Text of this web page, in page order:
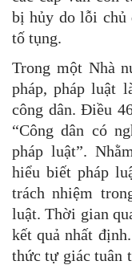
bị hủy do lỗi chủ
tố tụng.
Trong một Nhà
pháp, pháp luật
công dân. Điều
“Công dân có
pháp luật”.
hiểu biết pháp
trách nhiệm
luật. Thời gian
kết quả nhất
thức tự giác tuân